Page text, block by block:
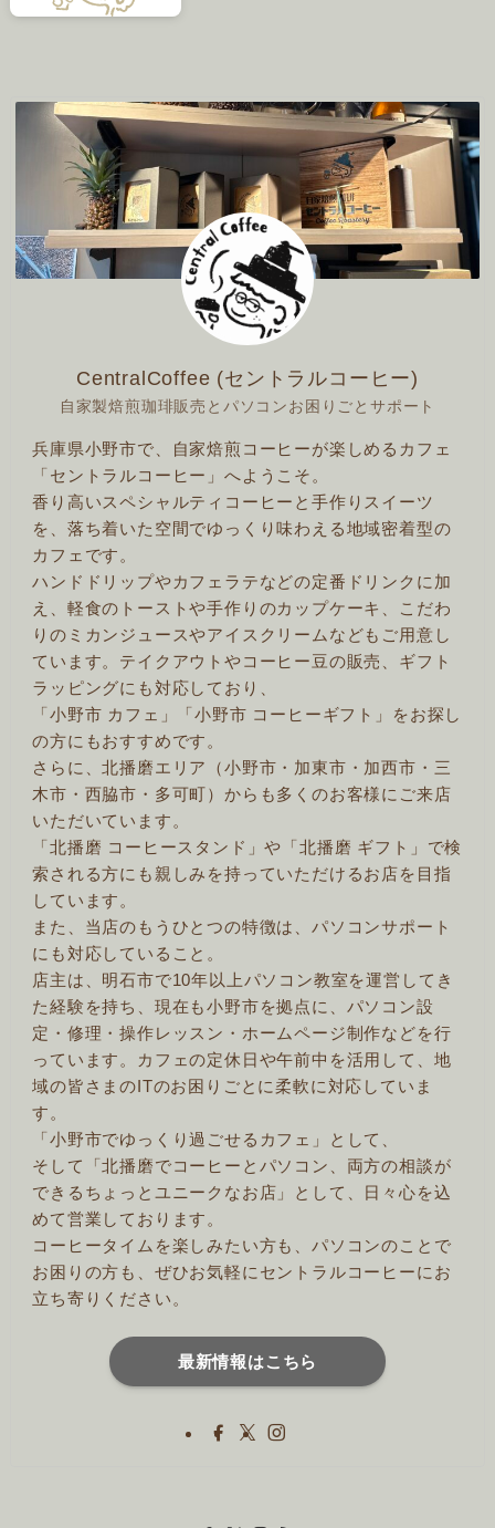
CentralCoffee (セントラルコーヒー)
自家製焙煎珈琲販売とパソコンお困りごとサポート
兵庫県小野市で、自家焙煎コーヒーが楽しめるカフェ
「セントラルコーヒー」へようこそ。
香り高いスペシャルティコーヒーと手作りスイーツ
を、落ち着いた空間でゆっくり味わえる地域密着型の
カフェです。
ハンドドリップやカフェラテなどの定番ドリンクに加
え、軽食のトーストや手作りのカップケーキ、こだわ
りのミカンジュースやアイスクリームなどもご用意し
ています。テイクアウトやコーヒー豆の販売、ギフト
ラッピングにも対応しており、
「小野市 カフェ」「小野市 コーヒーギフト」をお探し
の方にもおすすめです。
さらに、北播磨エリア（小野市・加東市・加西市・三
木市・西脇市・多可町）からも多くのお客様にご来店
いただいています。
「北播磨 コーヒースタンド」や「北播磨 ギフト」で検
索される方にも親しみを持っていただけるお店を目指
しています。
また、当店のもうひとつの特徴は、パソコンサポート
にも対応していること。
店主は、明石市で10年以上パソコン教室を運営してき
た経験を持ち、現在も小野市を拠点に、パソコン設
定・修理・操作レッスン・ホームページ制作などを行
っています。カフェの定休日や午前中を活用して、地
域の皆さまのITのお困りごとに柔軟に対応していま
す。
「小野市でゆっくり過ごせるカフェ」として、
そして「北播磨でコーヒーとパソコン、両方の相談が
できるちょっとユニークなお店」として、日々心を込
めて営業しております。
コーヒータイムを楽しみたい方も、パソコンのことで
お困りの方も、ぜひお気軽にセントラルコーヒーにお
立ち寄りください。
最新情報はこちら